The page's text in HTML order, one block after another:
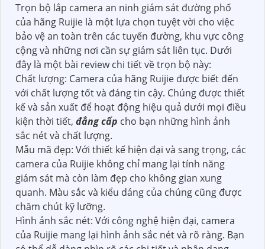
Trọn bộ lắp camera an ninh giám sát đường phố
của hãng Ruijie là một lựa chọn tuyệt vời cho việc
bảo vệ an toàn trên các tuyến đường, khu vực công
cộng và những nơi cần sự giám sát liên tục. Dưới
đây là một bài review chi tiết về trọn bộ này:
Chất lượng: Camera của hãng Ruijie được biết đến
với chất lượng tốt và đáng tin cậy. Chúng được thiết
kế và sản xuất để hoạt động hiệu quả dưới mọi điều
kiện thời tiết, đẳng cấp cho bạn những hình ảnh
sắc nét và chất lượng.
Mẫu mã đẹp: Với thiết kế hiện đại và sang trọng, các
camera của Ruijie không chỉ mang lại tính năng
giám sát mà còn làm đẹp cho không gian xung
quanh. Màu sắc và kiểu dáng của chúng cũng được
chăm chút kỹ lưỡng.
Hình ảnh sắc nét: Với công nghệ hiện đại, camera
của Ruijie mang lại hình ảnh sắc nét và rõ ràng. Bạn